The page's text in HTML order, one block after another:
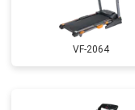
VF-2064